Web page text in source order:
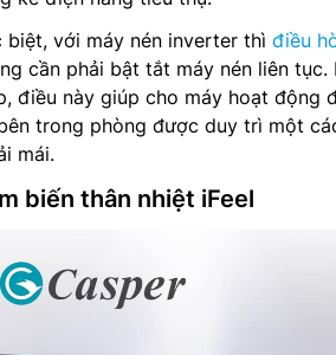
biệt, với máy nén inverter thì điều
cần phải bật tắt máy nén liên
điều này giúp cho máy hoạt động
trong phòng được duy trì một
mái.
biến thân nhiệt iFeel